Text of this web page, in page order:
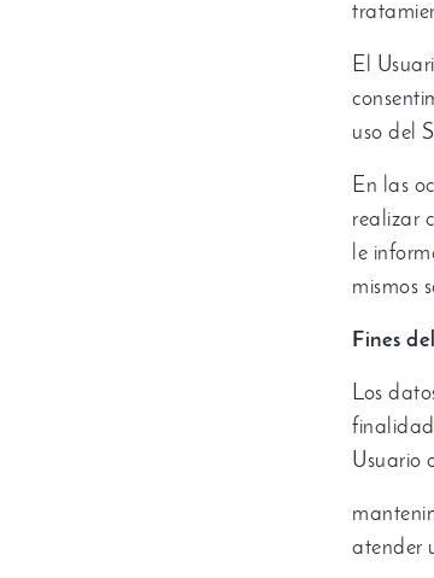
El
uso del
En las
realizar
le
mismos
Fines
Los
Usuario
atender